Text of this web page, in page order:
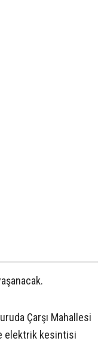
Çarşı Mahallesi
elektrik kesintisi